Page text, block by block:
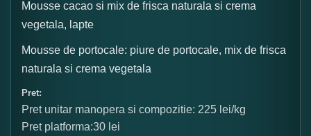
Mousse cacao si mix de frisca naturala si crema
vegetala, lapte
Mousse de portocale: piure de portocale, mix de frisca
naturala si crema vegetala
Pret:
Pret unitar manopera si compozitie: 225 lei/kg
Pret platforma:30 lei